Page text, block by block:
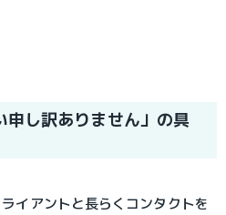
申し訳ありません」の具
イアントと長らくコンタクトを